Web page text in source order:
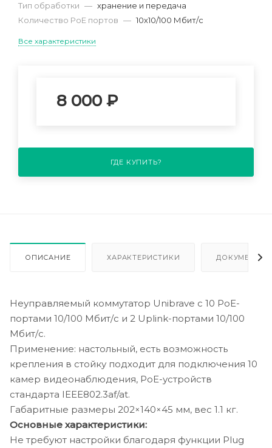
8 000 ₽
ГДЕ КУПИТЬ?
Тип обработки — хранение и передача
Количество PoE портов — 10х10/100 Мбит/с
Все характеристики
ОПИСАНИЕ ХАРАКТЕРИСТИКИ
Неуправляемый коммутатор Unibrave с 10 PoE-
портами 10/100 Мбит/с и 2 Uplink-портами 10/100
Мбит/с.
Применение: настольный, есть возможность
крепления в стойку подходит для подключения 10
камер видеонаблюдения, PoE-устройств
стандарта IEEE802.3af/at.
Габаритные размеры 202×140×45 мм, вес 1.1 кг.
Основные характеристики:
Не требуют настройки благодаря функции Plug